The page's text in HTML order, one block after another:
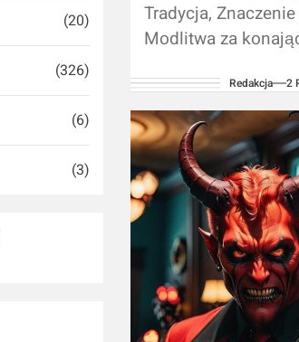
Tradycja,
Modlitwa za
umierających, jest
religijną o
w wielu tradycjach...
Redakcja 2
(20)
(326)
(6)
(3)